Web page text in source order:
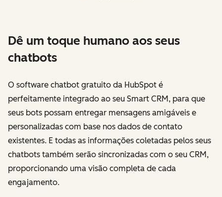
Dê um toque humano aos seus
chatbots
O software chatbot gratuito da HubSpot é
perfeitamente integrado ao seu Smart CRM, para que
seus bots possam entregar mensagens amigáveis ​​e
personalizadas com base nos dados de contato
existentes. E todas as informações coletadas pelos seus
chatbots também serão sincronizadas com o seu CRM,
proporcionando uma visão completa de cada
engajamento.